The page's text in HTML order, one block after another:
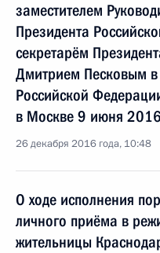
заместителем
Президента
секретарём
Дмитрием Песковым
Российской
в Москве 9 июня
26 декабря 2016 года, 10:48
О ходе исполнения
личного приёма в
жительницы